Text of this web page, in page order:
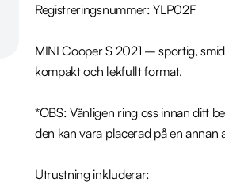
Registreringsnummer: YLP02F
MINI Cooper S 2021 – sportig,
kompakt och lekfullt format.
*OBS: Vänligen ring oss innan ditt
den kan vara placerad på en annan
Utrustning inkluderar: